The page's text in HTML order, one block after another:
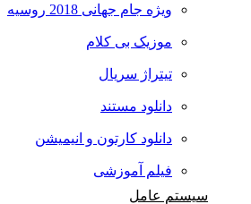
ویژه جام جهانی 2018 روسیه
موزیک بی کلام
تیتراژ سریال
دانلود مستند
دانلود کارتون و انیمیشن
فیلم آموزشی
سیستم عامل